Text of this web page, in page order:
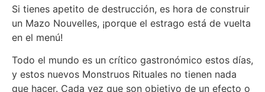
Si tienes apetito de destrucción, es hora de construir
un Mazo Nouvelles, ¡porque el estrago está de vuelta
en el menú!
Todo el mundo es un crítico gastronómico estos días,
y estos nuevos Monstruos Rituales no tienen nada
que hacer. Cada vez que son objetivo de un efecto o